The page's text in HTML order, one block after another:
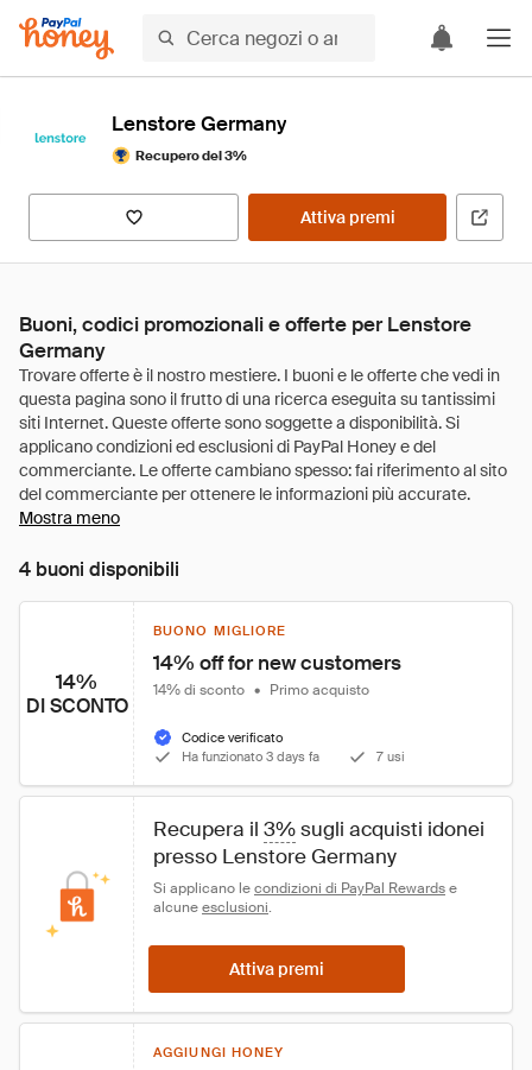
Lenstore Germany
Recupero del 3%
Attiva premi
Buoni, codici promozionali e offerte per Lenstore
Germany
Mostra meno
4 buoni disponibili
14%
DI SCONTO
BUONO MIGLIORE
14% off for new customers
14% di sconto • Primo acquisto
Codice verificato
Ha funzionato 3 days fa
7 usi
Recupera il 3% sugli acquisti idonei
presso Lenstore Germany
Si applicano le condizioni di PayPal Rewards e
alcune esclusioni.
Attiva premi
AGGIUNGI HONEY